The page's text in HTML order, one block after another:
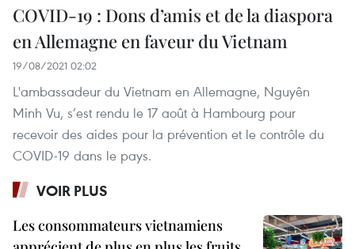
COVID-19 : Dons d’amis et de la diaspora
en Allemagne en faveur du Vietnam
19/08/2021 02:02
L'ambassadeur du Vietnam en Allemagne, Nguyên
Minh Vu, s’est rendu le 17 août à Hambourg pour
recevoir des aides pour la prévention et le contrôle du
COVID-19 dans le pays.
VOIR PLUS
Les consommateurs vietnamiens